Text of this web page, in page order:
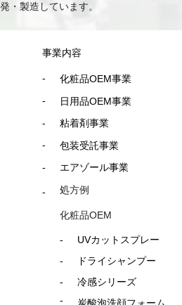
・製造しています。
事業内容
化粧品OEM事業
日用品OEM事業
粘着剤事業
包装受託事業
エアゾール事業
処方例
化粧品OEM
UVカットスプレー
ドライシャンプー
冷感シリーズ